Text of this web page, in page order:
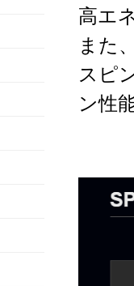
高エ
また
スピ
ン性